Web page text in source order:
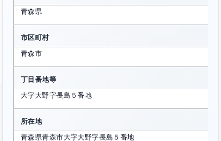
青森県
市区町村
青森市
丁目番地等
大字大野字長島５番地
所在地
青森県青森市大字大野字長島５番地